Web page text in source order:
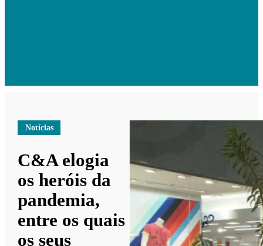
Notícias
C&A elogia
os heróis da
pandemia,
entre os quais
os seus